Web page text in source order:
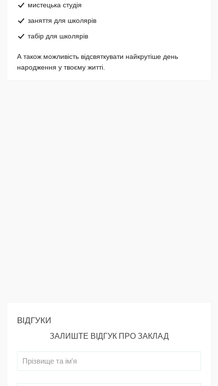
мистецька студія
заняття для школярів
табір для школярів
А також можливість відсвяткувати найкрутіше день
народження у твоєму житті.
ВІДГУКИ
ЗАЛИШТЕ ВІДГУК ПРО ЗАКЛАД